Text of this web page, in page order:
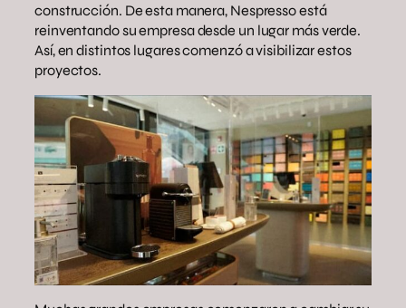
construcción. De esta manera, Nespresso está
reinventando su empresa desde un lugar más verde.
Así, en distintos lugares comenzó a visibilizar estos
proyectos.